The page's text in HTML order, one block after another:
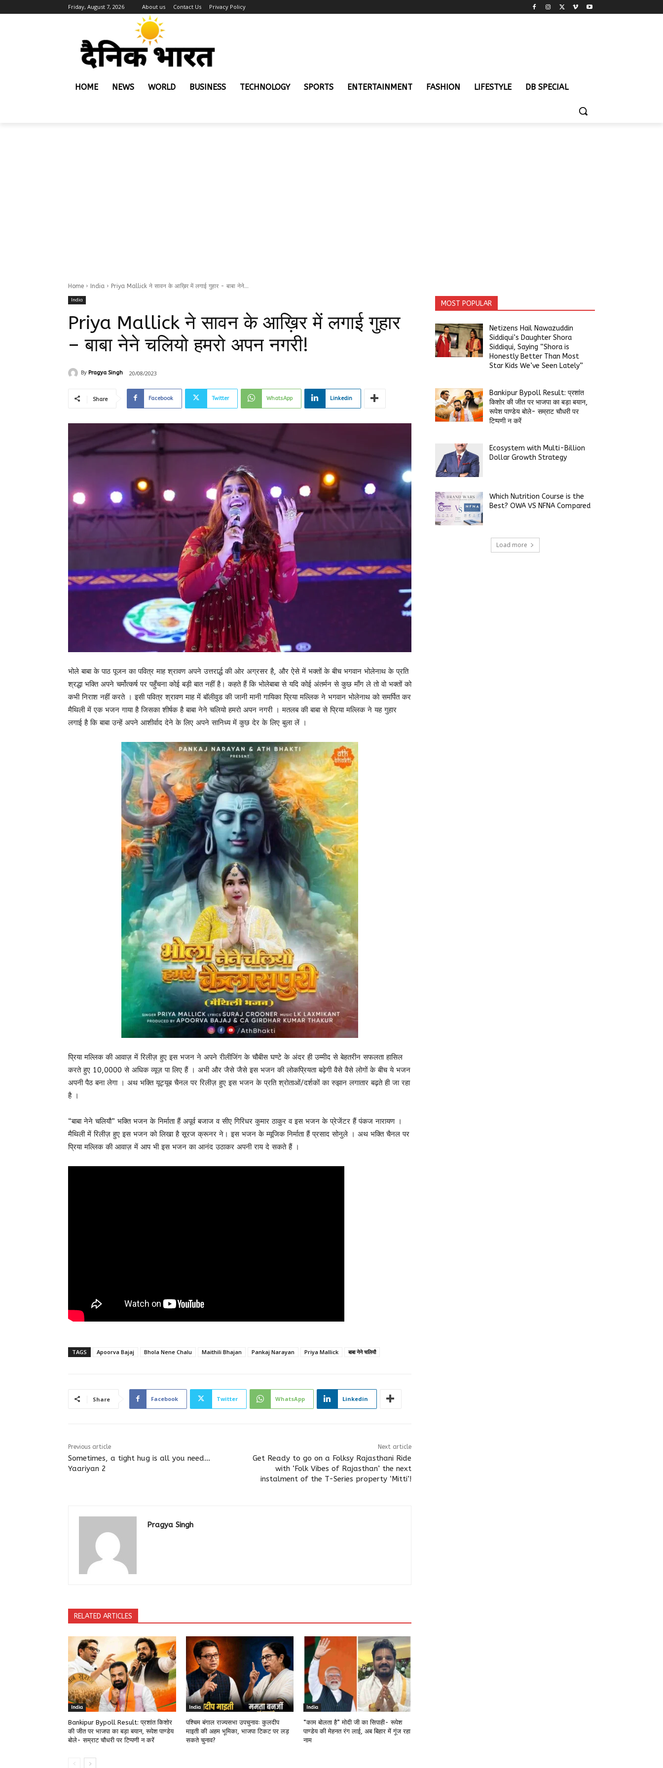
Friday, August 7, 2026 About us Contact Us Privacy Policy
HOME NEWS WORLD BUSINESS TECHNOLOGY SPORTS ENTERTAINMENT FASHION LIFESTYLE DB SPECIAL
Home India Priya Mallick ने सावन के आख़िर में लगाई गुहार - बाबा नेने...
India
Priya Mallick ने सावन के आख़िर में लगाई गुहार
– बाबा नेने चलियो हमरो अपन नगरी!
By Pragya Singh 20/08/2023
Share Facebook Twitter WhatsApp Linkedin
भोले बाबा के पाठ पूजन का पवित्र माह श्रावण अपने उत्तरार्द्ध की ओर अग्रसर है, और ऐसे में भक्तों के बीच भगवान भोलेनाथ के प्रति
श्रद्धा भक्ति अपने चर्मोत्कर्ष पर पहुँचना कोई बड़ी बात नहीं है। कहते हैं कि भोलेबाबा से यदि कोई अंतर्मन से कुछ माँग ले तो वो भक्तों को
कभी निराश नहीं करते । इसी पवित्र श्रावण माह में बॉलीवुड की जानी मानी गायिका प्रिया मल्लिक ने भगवान भोलेनाथ को समर्पित कर
मैथिली में एक भजन गाया है जिसका शीर्षक है बाबा नेने चलियो हमरो अपन नगरी । मतलब की बाबा से प्रिया मल्लिक ने यह गुहार
लगाई है कि बाबा उन्हें अपने आशीर्वाद देने के लिए अपने सानिध्य में कुछ देर के लिए बुला लें ।
प्रिया मल्लिक की आवाज़ में रिलीज़ हुए इस भजन ने अपने रीलीजिंग के चौबीस घण्टे के अंदर ही उम्मीद से बेहतरीन सफलता हासिल
करते हुए 10,0000 से अधिक व्यूज़ पा लिए हैं । अभी और जैसे जैसे इस भजन की लोकप्रियता बढ़ेगी वैसे वैसे लोगों के बीच ये भजन
अपनी पैठ बना लेगा । अथ भक्ति यूट्यूब चैनल पर रिलीज़ हुए इस भजन के प्रति श्रोताओं/दर्शकों का रुझान लगातार बढ़ते ही जा रहा
है ।
“बाबा नेने चलियौ” भक्ति भजन के निर्माता हैं अपूर्व बजाज व सीए गिरिधर कुमार ठाकुर व इस भजन के प्रेजेंटर हैं पंकज नारायण ।
मैथिली में रिलीज़ हुए इस भजन को लिखा है सूरज क्रूनर ने। इस भजन के म्यूजिक निर्माता हैं प्रसाद सोनुले । अथ भक्ति चैनल पर
प्रिया मल्लिक की आवाज़ में आप भी इस भजन का आनंद उठाकर अपनी राय दे सकते हैं ।
TAGS Apoorva Bajaj Bhola Nene Chalu Maithili Bhajan Pankaj Narayan Priya Mallick बाबा नेने चलियौ
Share Facebook Twitter WhatsApp Linkedin
Previous article
Sometimes, a tight hug is all you need…
Yaariyan 2
Next article
Get Ready to go on a Folksy Rajasthani Ride
with ‘Folk Vibes of Rajasthan’ the next
instalment of the T-Series property ‘Mitti’!
Pragya Singh
RELATED ARTICLES
India
Bankipur Bypoll Result: प्रशांत किशोर
की जीत पर भाजपा का बड़ा बयान, रूपेश पाण्डेय
बोले- सम्राट चौधरी पर टिप्पणी न करें
India
पश्चिम बंगाल राज्यसभा उपचुनावः कुलदीप
माइती की अहम भूमिका, भाजपा टिकट पर लड़
सकते चुनाव?
India
“काम बोलता है” मोदी जी का सिपाही- रूपेश
पाण्डेय की मेहनत रंग लाई, अब बिहार में गूंज रहा
नाम
MOST POPULAR
Netizens Hail Nawazuddin
Siddiqui’s Daughter Shora
Siddiqui, Saying “Shora is
Honestly Better Than Most
Star Kids We’ve Seen Lately”
Bankipur Bypoll Result: प्रशांत
किशोर की जीत पर भाजपा का बड़ा बयान,
रूपेश पाण्डेय बोले- सम्राट चौधरी पर
टिप्पणी न करें
Ecosystem with Multi-Billion
Dollar Growth Strategy
Which Nutrition Course is the
Best? OWA VS NFNA Compared
Load more